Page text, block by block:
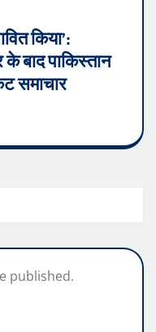
किया’:
बाद पाकिस्तान
समाचार
published.